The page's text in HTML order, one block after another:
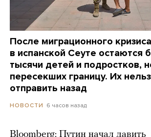
После миграционного кризиса
в испанской Сеуте остаются
тысячи детей и подростков,
пересекших границу. Их
отправить назад
НОВОСТИ 6 часов назад
Bloomberg: Путин начал давить